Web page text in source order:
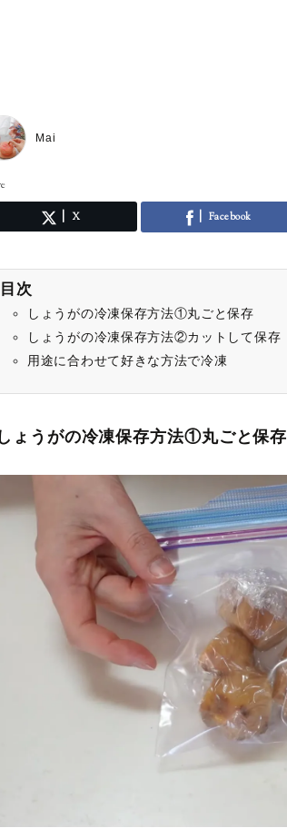
Mai
X Facebook
目次
しょうがの冷凍保存方法①丸ごと保存
しょうがの冷凍保存方法②カットして保存
用途に合わせて好きな方法で冷凍
しょうがの冷凍保存方法①丸ごと保存